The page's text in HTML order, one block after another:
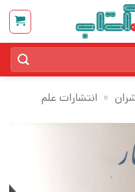
» انتشارات علم